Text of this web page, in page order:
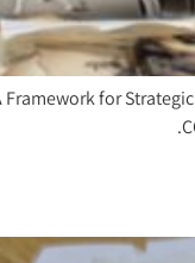
for